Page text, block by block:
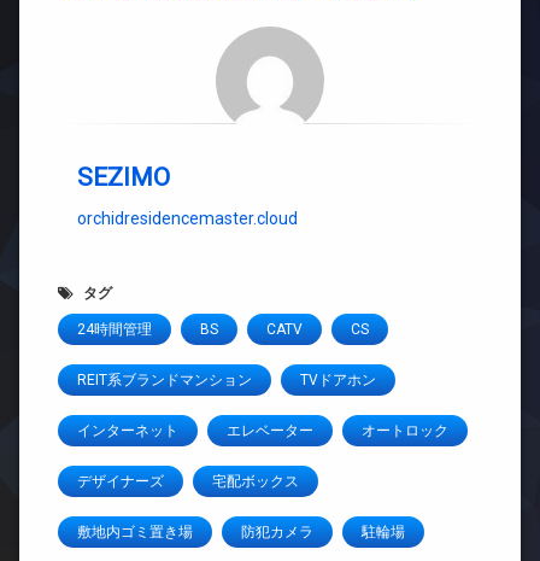
SEZIMO
orchidresidencemaster.cloud
タグ
24時間管理 BS CATV CS
REIT系ブランドマンション TVドアホン
インターネット エレベーター オートロック
デザイナーズ 宅配ボックス
敷地内ゴミ置き場 防犯カメラ 駐輪場